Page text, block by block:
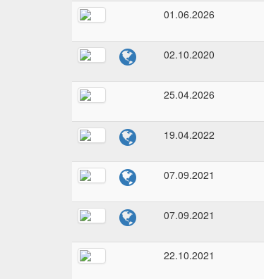
01.06.2026
02.10.2020
25.04.2026
19.04.2022
07.09.2021
07.09.2021
22.10.2021